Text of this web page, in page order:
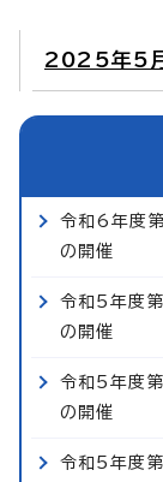
2025年5
令和6年度
の開催
令和5年度
の開催
令和5年度
の開催
令和5年度